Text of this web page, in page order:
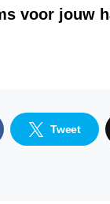
voor jouw
Tweet